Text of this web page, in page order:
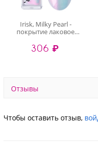
Irisk, Milky Pearl -
покрытие лаковое
ногтей (004), 8 мл
306 ₽
Отзывы
Чтобы оставить отзыв,